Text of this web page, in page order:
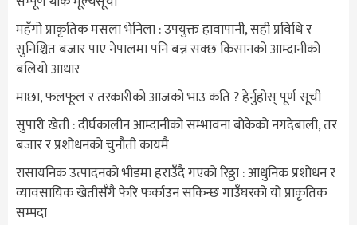
महँगो प्राकृतिक मसला भेनिला : उपयुक्त हावापानी, सही प्रविधि र
सुनिश्चित बजार पाए नेपालमा पनि बन्न सक्छ किसानको आम्दानीको
बलियो आधार
माछा, फलफूल र तरकारीको आजको भाउ कति ? हेर्नुहोस् पूर्ण सूची
सुपारी खेती : दीर्घकालीन आम्दानीको सम्भावना बोकेको नगदेबाली, तर
बजार र प्रशोधनको चुनौती कायमै
रासायनिक उत्पादनको भीडमा हराउँदै गएको रिठ्ठा : आधुनिक प्रशोधन र
व्यावसायिक खेतीसँगै फेरि फर्काउन सकिन्छ गाउँघरको यो प्राकृतिक
सम्पदा